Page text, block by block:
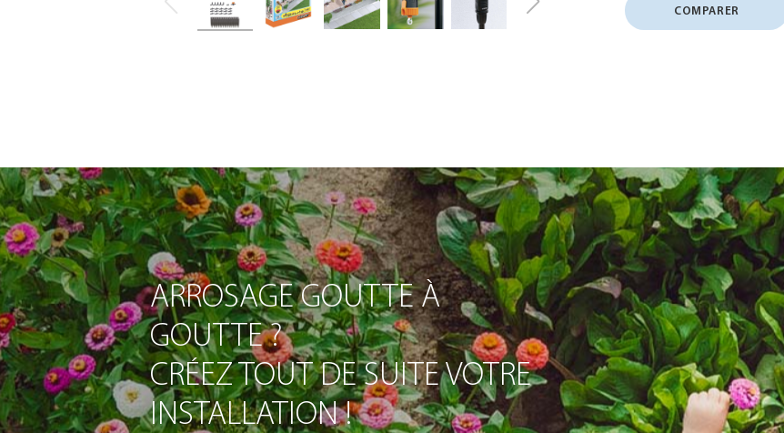
COMPARER
ARROSAGE GOUTTE À
GOUTTE ?
CRÉEZ TOUT DE SUITE VOTRE
INSTALLATION !